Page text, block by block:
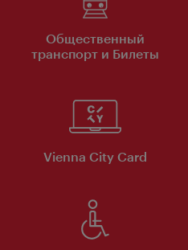
Общественный
транспорт и Билеты
Vienna City Card